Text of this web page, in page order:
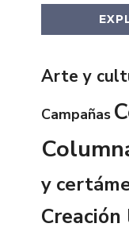
Arte y
Campañas
y